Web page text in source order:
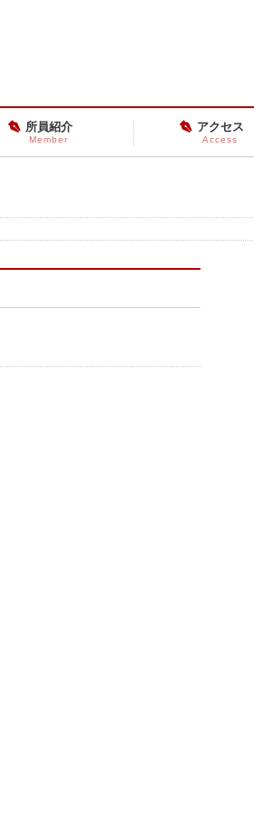
所員紹介
Member
アクセス
Access